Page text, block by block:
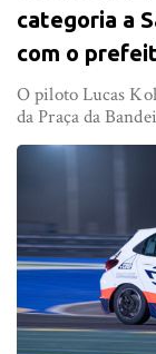
categoria a
com o
O piloto Lucas
da Praça da